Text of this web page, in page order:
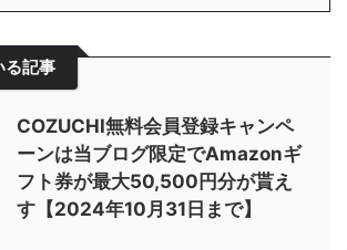
る記事
COZUCHI無料会員登録キャンペ
ーンは当ブログ限定でAmazonギ
フト券が最大50,500円分が貰え
す【2024年10月31日まで】